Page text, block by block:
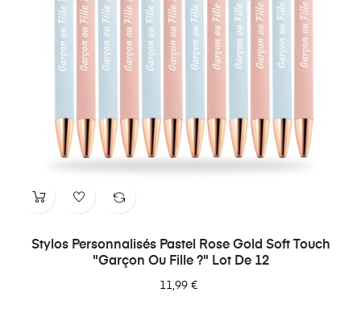
Stylos Personnalisés Pastel Rose Gold Soft Touch
"Garçon Ou Fille ?" Lot De 12
11,99 €